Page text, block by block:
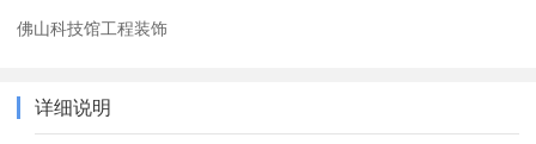
佛山科技馆工程装饰
详细说明